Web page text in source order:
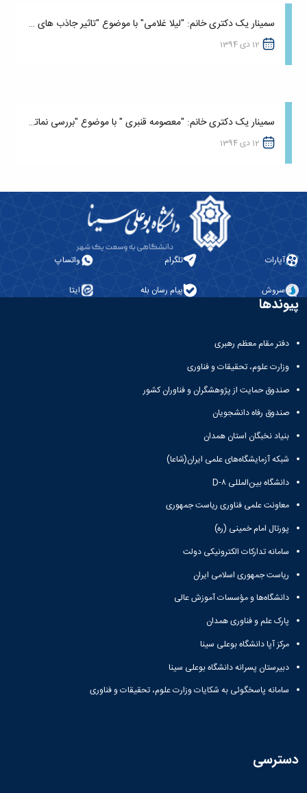
سمینار یک دکتری خانم: "لیلا غلامی" با موضوع "تاثیر جاذب های مختلف آلی در خاک های آلوده به...
12 دی 1394
سمینار یک دکتری خانم: "معصومه قنبری " با موضوع "بررسی نماتدهای آزادزی خاک : روش ها و چالش ها"
12 دی 1394
آپارات تلگرام واتساپ
سروش پیام رسان بله ایتا
پیوندها
دفتر مقام معظم رهبری
وزارت علوم، تحقیقات و فناوری
صندوق حمایت از پژوهشگران و فناوران کشور
صندوق رفاه دانشجویان
بنیاد نخبگان استان همدان
شبکه آزمایشگاه‌های علمی ایران(شاعا)
دانشگاه بین‌المللی D-۸
معاونت علمی فناوری ریاست جمهوری
پورتال امام خمینی (ره)
سامانه تدارکات الکترونیکی دولت
ریاست جمهوری اسلامی ایران
دانشگاه‌ها و مؤسسات آموزش عالی
پارک علم و فناوری همدان
مرکز آپا دانشگاه بوعلی سینا
دبیرستان پسرانه دانشگاه بوعلی سینا
سامانه پاسخگوئی به شکایات وزارت علوم، تحقیقات و فناوری
دسترسی